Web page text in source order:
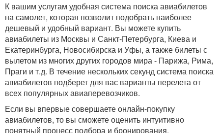
К вашим услугам удобная система поиска авиабилетов
на самолет, которая позволит подобрать наиболее
дешевый и удобный вариант. Вы можете купить
авиабилеты из Москвы и Санкт-Петербурга, Киева и
Екатеринбурга, Новосибирска и Уфы, а также билеты с
вылетом из многих других городов мира - Парижа, Рима,
Праги и т.д. В течение нескольких секунд система поиска
авиабилетов подберет для вас варианты перелета от
всех популярных авиаперевозчиков.
Если вы впервые совершаете онлайн-покупку
авиабилетов, то вы сможете оценить интуитивно
понятный процесс подбора и бронирования.